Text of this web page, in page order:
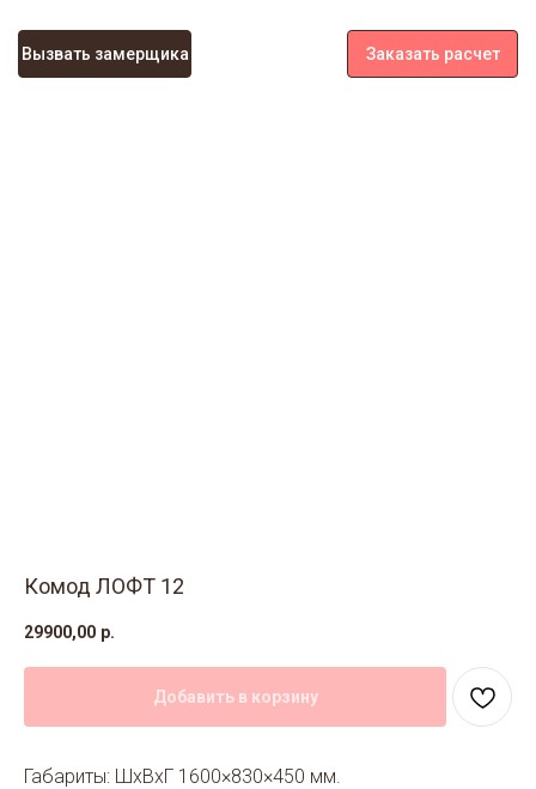
Заказать расчет
Вызвать замерщика
Комод ЛОФТ 12
29900,00 р.
Добавить в корзину
Габариты: ШхВхГ 1600×830×450 мм.